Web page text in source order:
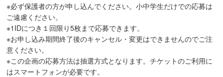
※必ず保護者の方が申し込んでください。小中学生だけでの応募は
ご遠慮ください。
※1IDにつき１回限り5枚まで応募できます。
※お申し込み期間終了後のキャンセル・変更はできませんのでご注
意ください。
※この企画の応募方法は抽選方式となります。チケットのご利用に
はスマートフォンが必要です。